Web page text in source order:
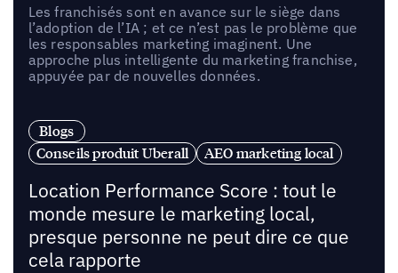
Les franchisés sont en avance sur le siège dans
l’adoption de l’IA ; et ce n’est pas le problème que
les responsables marketing imaginent. Une
approche plus intelligente du marketing franchise,
appuyée par de nouvelles données.
Blogs
Conseils produit Uberall
AEO marketing local
Location Performance Score : tout le
monde mesure le marketing local,
presque personne ne peut dire ce que
cela rapporte